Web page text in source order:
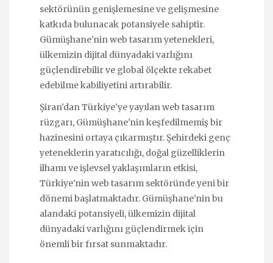
sektörünün genişlemesine ve gelişmesine
katkıda bulunacak potansiyele sahiptir.
Gümüşhane'nin web tasarım yetenekleri,
ülkemizin dijital dünyadaki varlığını
güçlendirebilir ve global ölçekte rekabet
edebilme kabiliyetini artırabilir.
Şiran'dan Türkiye'ye yayılan web tasarım
rüzgarı, Gümüşhane'nin keşfedilmemiş bir
hazinesini ortaya çıkarmıştır. Şehirdeki genç
yeteneklerin yaratıcılığı, doğal güzelliklerin
ilhamı ve işlevsel yaklaşımların etkisi,
Türkiye'nin web tasarım sektöründe yeni bir
dönemi başlatmaktadır. Gümüşhane'nin bu
alandaki potansiyeli, ülkemizin dijital
dünyadaki varlığını güçlendirmek için
önemli bir fırsat sunmaktadır.